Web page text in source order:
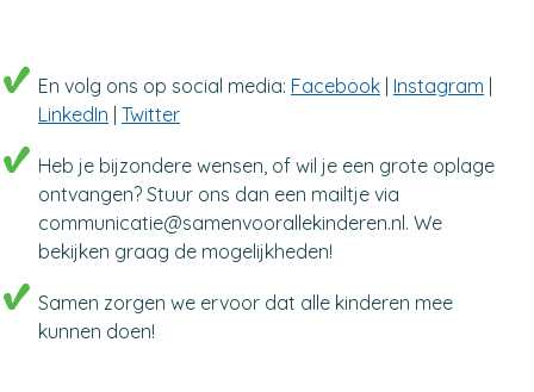
En volg ons op social media: Facebook Instagram
LinkedIn Twitter
Heb je bijzondere wensen, of wil je een grote oplage
ontvangen? Stuur ons dan een mailtje via
communicatie@samenvoorallekinderen.nl. We
bekijken graag de mogelijkheden!
Samen zorgen we ervoor dat alle kinderen mee
kunnen doen!​​